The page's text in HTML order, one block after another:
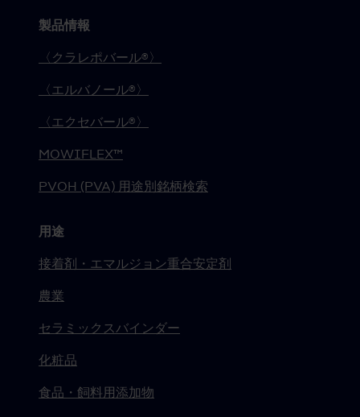
製品情報
〈クラレポバール®〉
〈エルバノール®〉
〈エクセバール®〉
MOWIFLEX™
PVOH (PVA) 用途別銘柄検索
用途
接着剤・エマルジョン重合安定剤
農業
セラミックスバインダー
化粧品
食品・飼料用添加物